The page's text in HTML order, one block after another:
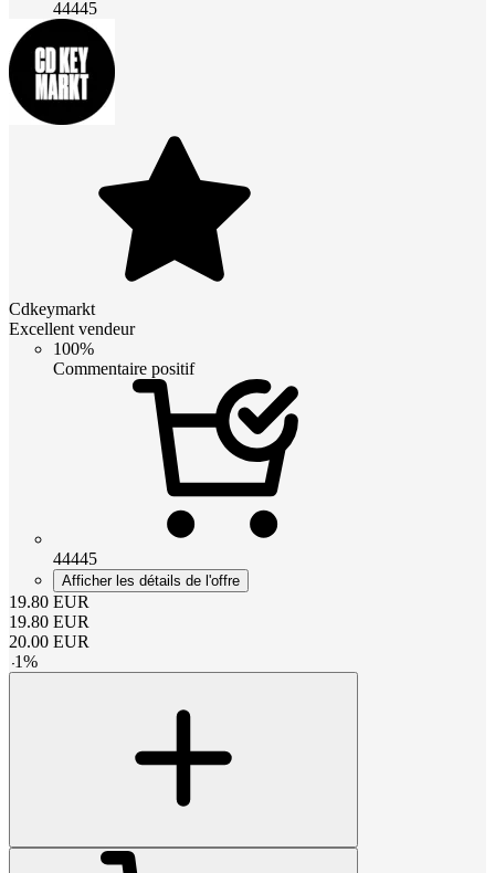
44445
Cdkeymarkt
Excellent vendeur
100%
Commentaire positif
44445
Afficher les détails de l'offre
19.80 EUR
19.80 EUR
20.00 EUR
-1%